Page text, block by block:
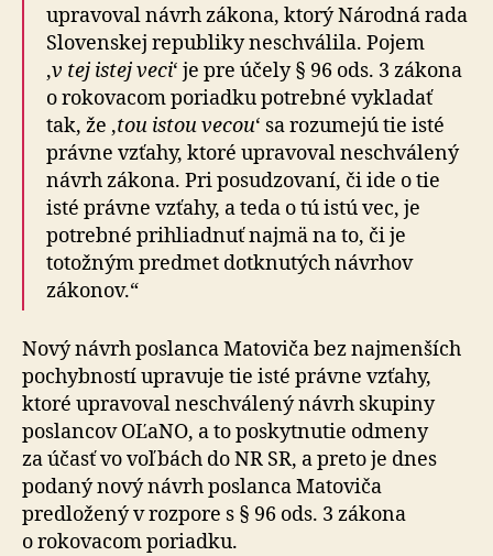
upravoval návrh zákona, ktorý Národná rada
Slovenskej republiky neschválila. Pojem
‚v tej istej veci‘ je pre účely § 96 ods. 3 zákona
o rokovacom poriadku potrebné vykladať
tak, že ‚tou istou vecou‘ sa rozumejú tie isté
právne vzťahy, ktoré upravoval neschválený
návrh zákona. Pri posudzovaní, či ide o tie
isté právne vzťahy, a teda o tú istú vec, je
potrebné prihliadnuť najmä na to, či je
totožným predmet dotknutých návrhov
zákonov.“
Nový návrh poslanca Matoviča bez najmenších
pochybností upravuje tie isté právne vzťahy,
ktoré upravoval neschválený návrh skupiny
poslancov OĽaNO, a to poskytnutie odmeny
za účasť vo voľbách do NR SR, a preto je dnes
podaný nový návrh poslanca Matoviča
predložený v rozpore s § 96 ods. 3 zákona
o rokovacom poriadku.